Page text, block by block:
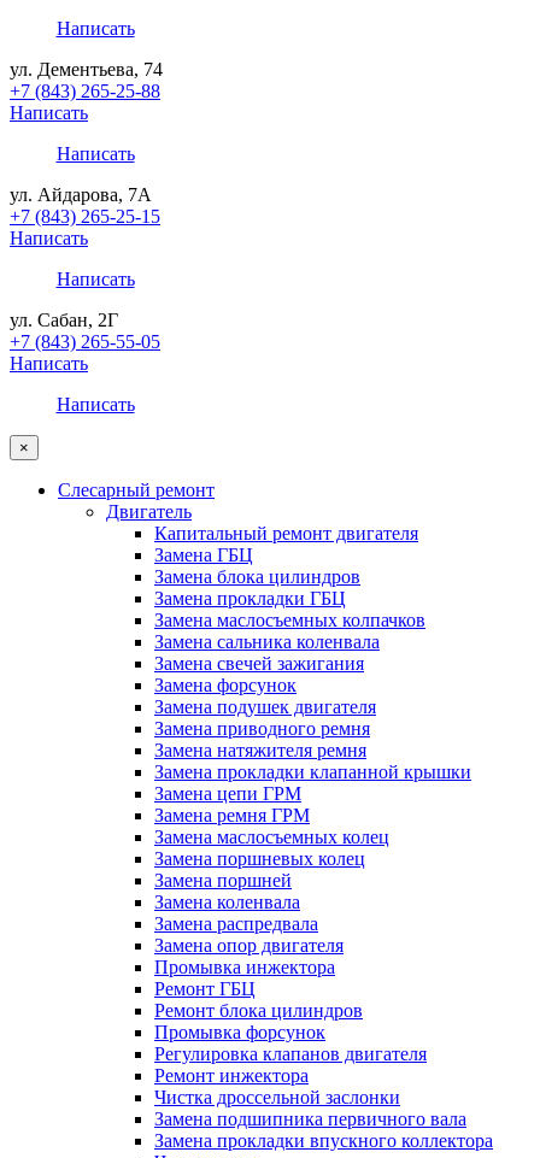
Написать
ул. Дементьева, 74
+7 (843) 265-25-88
Написать
Написать
ул. Айдарова, 7А
+7 (843) 265-25-15
Написать
Написать
ул. Сабан, 2Г
+7 (843) 265-55-05
Написать
Написать
×
Слесарный ремонт
Двигатель
Капитальный ремонт двигателя
Замена ГБЦ
Замена блока цилиндров
Замена прокладки ГБЦ
Замена маслосъемных колпачков
Замена сальника коленвала
Замена свечей зажигания
Замена форсунок
Замена подушек двигателя
Замена приводного ремня
Замена натяжителя ремня
Замена прокладки клапанной крышки
Замена цепи ГРМ
Замена ремня ГРМ
Замена маслосъемных колец
Замена поршневых колец
Замена поршней
Замена коленвала
Замена распредвала
Замена опор двигателя
Промывка инжектора
Ремонт ГБЦ
Ремонт блока цилиндров
Промывка форсунок
Регулировка клапанов двигателя
Ремонт инжектора
Чистка дроссельной заслонки
Замена подшипника первичного вала
Замена прокладки впускного коллектора